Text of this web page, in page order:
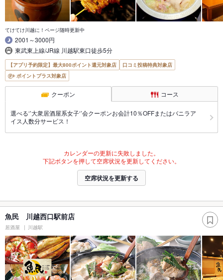
てけてけ川越に！ページ随時更新中
2001～3000円
東武東上線/JR線 川越駅東口徒歩5分
【アプリ予約限定】最大800ポイント還元対象店
口コミ投稿特典対象店
ポイントプラス対象店
クーポン コース
選べる‘’大衆居酒屋系女子‘’会クーポンお会計10％OFFまたはバニラア
イス人数分サービス！
カレンダーの更新に失敗しました。
下記ボタンを押して空席状況を更新してください。
空席状況を更新する
魚民 川越西口駅前店
居酒屋 川越駅